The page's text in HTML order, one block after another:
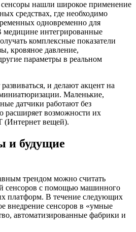
нашли широкое применение
средствах, где необходимо
одновременно для
медицине интегрированные
комплексные показатели
кровяное давление,
параметры в реальном
и делают акцент на
Маленькие,
датчики работают без
расширяет возможности их
(Интернет вещей).
и будущие
трендом можно считать
сенсоров с помощью машинного
платформ. В течение следующих
внедрение сенсоров в «умные
автоматизированные фабрики и